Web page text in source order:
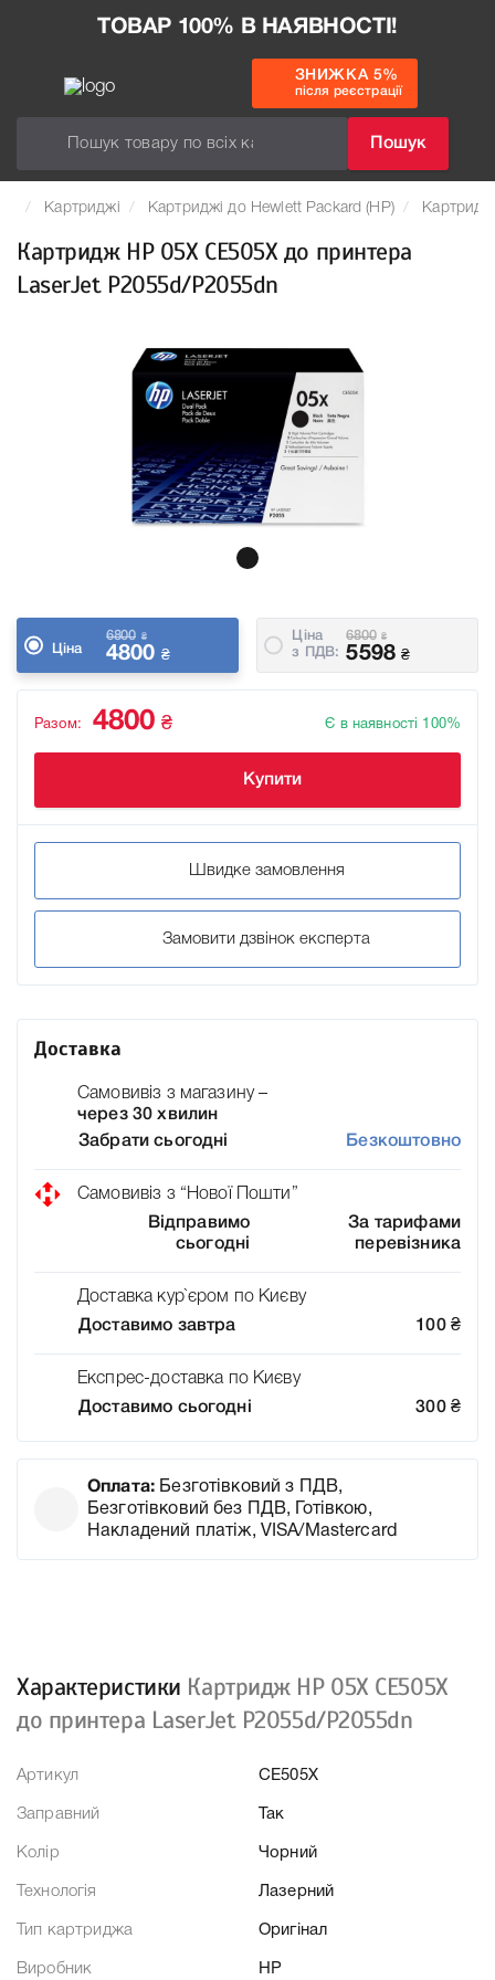
ТОВАР 100% В НАЯВНОСТІ!
Пошук
ЗНИЖКА 5%
після реєстрації
Картриджі Картриджі до Hewlett Packard (HP)
Картридж HP 05X CE505X до принтера
LaserJet P2055d/P2055dn
Ціна
6800 ₴
4800 ₴
Ціна
з ПДВ:
6800 ₴
5598 ₴
Є в наявності 100%
Разом: 4800 ₴
Купити
Швидке замовлення
Замовити дзвінок експерта
Доставка
Самовивіз з магазину –
через 30 хвилин
Забрати сьогодні
Безкоштовно
Самовивіз з “Нової Пошти”
Відправимо
сьогодні
За тарифами
перевізника
Доставка кур`єром по Києву
Доставимо завтра
100 ₴
Експрес-доставка по Києву
Доставимо сьогодні
300 ₴
Оплата: Безготівковий з ПДВ,
Безготівковий без ПДВ, Готівкою,
Накладений платіж, VISA/Mastercard
Характеристики Картридж HP 05X CE505X
до принтера LaserJet P2055d/P2055dn
Артикул CE505X
Заправний Так
Колір Чорний
Технологія Лазерний
Тип картриджа Оригінал
Виробник HP